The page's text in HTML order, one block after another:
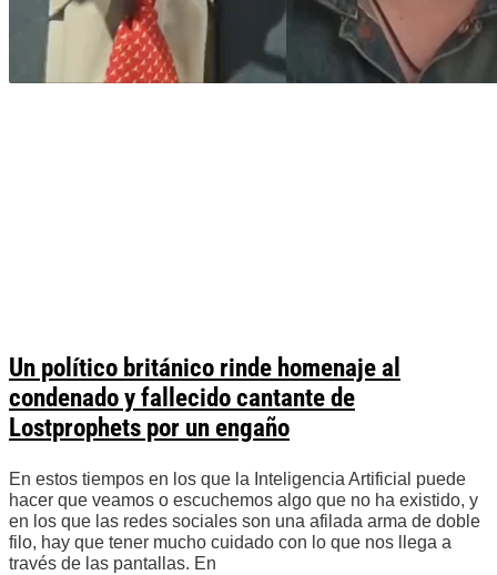
Un político británico rinde homenaje al
condenado y fallecido cantante de
Lostprophets por un engaño
En estos tiempos en los que la Inteligencia Artificial puede
hacer que veamos o escuchemos algo que no ha existido, y
en los que las redes sociales son una afilada arma de doble
filo, hay que tener mucho cuidado con lo que nos llega a
través de las pantallas. En